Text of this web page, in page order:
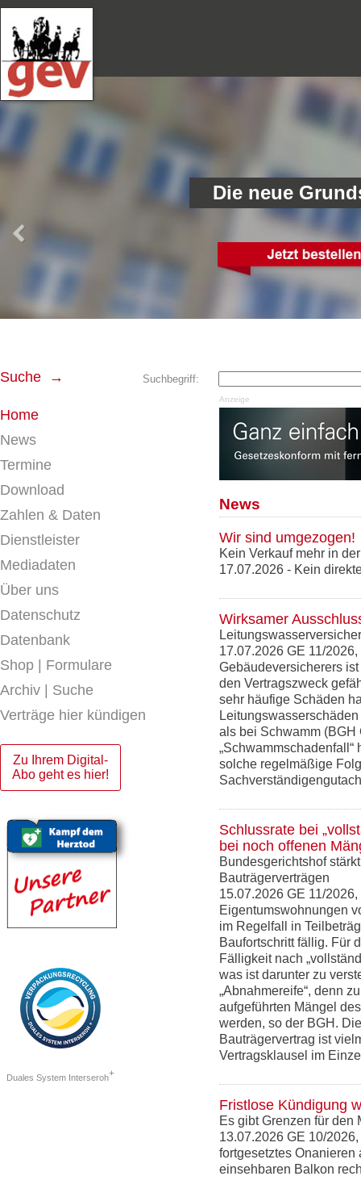
Suche → Suchbegriff:
Home
News
Termine
Download
Zahlen & Daten
Dienstleister
Mediadaten
Über uns
Datenschutz
Datenbank
Shop | Formulare
Archiv | Suche
Verträge hier kündigen
Zu Ihrem Digital-
Abo geht es hier!
Duales System Interseroh+
Anzeige
News
Wir sind umgezogen!
Kein Verkauf mehr in
17.07.2026 - Kein
Wirksamer
17.07.2026 GE 11/2026,
Gebäudeversicherers
den Vertragszweck
sehr häufige Schäden
als bei Schwamm (BGH
solche regelmäßige
Schlussrate bei
bei noch offenen
Bundesgerichtshof
Bauträgerverträgen
15.07.2026 GE 11/2026,
Eigentumswohnungen
im Regelfall in
Baufortschritt fällig. Für
Fälligkeit nach
was ist darunter zu
„Abnahmereife“, denn
aufgeführten Mängel
werden, so der BGH.
Bauträgervertrag ist
Vertragsklausel im
Fristlose Kündigung
Es gibt Grenzen für den
13.07.2026 GE 10/
fortgesetztes Onanieren
einsehbaren Balkon
Die neue